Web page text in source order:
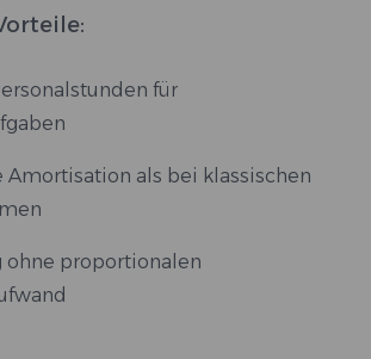
für
Amortisation als bei klassischen
ohne proportionalen